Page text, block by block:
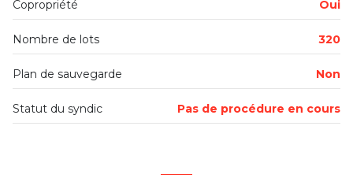
Copropriété Oui
Nombre de lots 320
Plan de sauvegarde Non
Statut du syndic Pas de procédure en cours